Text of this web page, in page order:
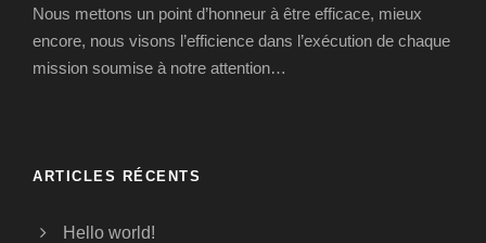
Nous mettons un point d’honneur à être efficace, mieux
encore, nous visons l’efficience dans l’exécution de chaque
mission soumise à notre attention…
ARTICLES RÉCENTS
Hello world!